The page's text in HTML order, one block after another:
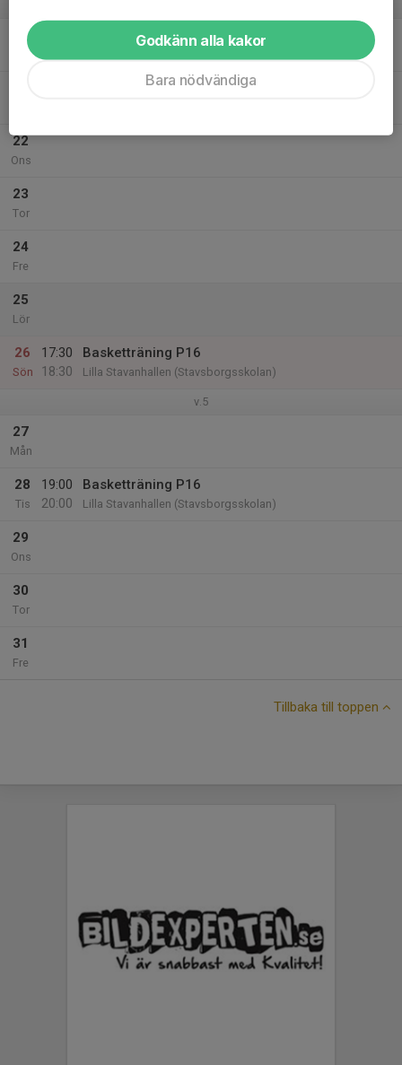
20
Mån
Basketträning P16
22
Ons
23
Tor
24
Fre
25
Lör
26
Sön
17:30
18:30
Basketträning P16
Lilla Stavanhallen (Stavsborgsskolan)
v.5
27
Mån
28
Tis
19:00
20:00
Basketträning P16
Lilla Stavanhallen (Stavsborgsskolan)
29
Ons
30
Tor
31
Fre
Tillbaka till toppen
Godkänn alla kakor
Bara nödvändiga